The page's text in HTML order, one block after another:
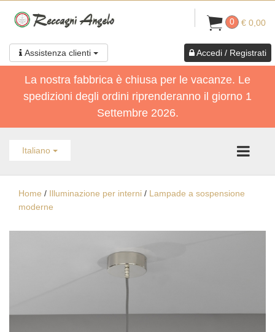
Assistenza clienti
0 € 0,00
Accedi / Registrati
La nostra fabbrica è chiusa per le vacanze. Le
spedizioni degli ordini riprenderanno il giorno 1
Settembre 2026.
Italiano
Home / Illuminazione per interni / Lampade a sospensione
moderne